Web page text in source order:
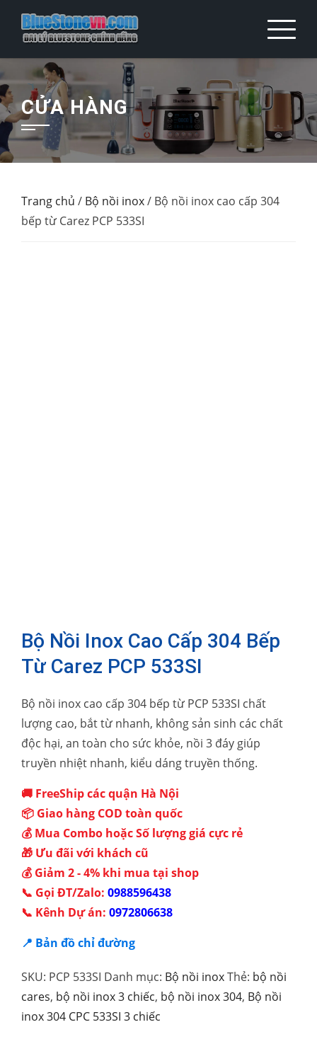
CỬA HÀNG
Trang chủ / Bộ nồi inox/ Bộ nồi inox cao cấp 304
bếp từ Carez PCP 533SI
Bộ Nồi Inox Cao Cấp 304 Bếp
Từ Carez PCP 533SI
Bộ nồi inox cao cấp 304 bếp từ PCP 533SI chất
lượng cao, bắt từ nhanh, không sản sinh các chất
độc hại, an toàn cho sức khỏe, nồi 3 đáy giúp
truyền nhiệt nhanh, kiểu dáng truyền thống.
🚚 FreeShip các quận Hà Nội
📦 Giao hàng COD toàn quốc
💰 Mua Combo hoặc Số lượng giá cực rẻ
🎁 Ưu đãi với khách cũ
💰 Giảm 2 - 4% khi mua tại shop
📞 Gọi ĐT/Zalo: 0988596438
📞 Kênh Dự án: 0972806638
📍 Bản đồ chỉ đường
SKU: PCP 533SI Danh mục: Bộ nồi inoxThẻ: bộ nồi
cares, bộ nồi inox 3 chiếc, bộ nồi inox 304, Bộ nồi
inox 304 CPC 533SI 3 chiếc